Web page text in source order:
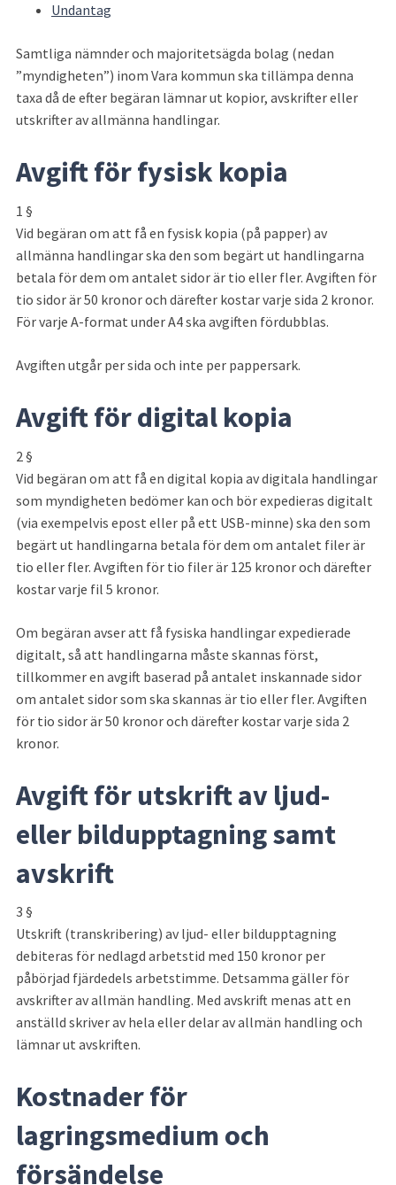
Undantag
Samtliga nämnder och majoritetsägda bolag (nedan
”myndigheten”) inom Vara kommun ska tillämpa denna
taxa då de efter begäran lämnar ut kopior, avskrifter eller
utskrifter av allmänna handlingar.
Avgift för fysisk kopia
1 §
Vid begäran om att få en fysisk kopia (på papper) av
allmänna handlingar ska den som begärt ut handlingarna
betala för dem om antalet sidor är tio eller fler. Avgiften för
tio sidor är 50 kronor och därefter kostar varje sida 2 kronor.
För varje A-format under A4 ska avgiften fördubblas.
Avgiften utgår per sida och inte per pappersark.
Avgift för digital kopia
2 §
Vid begäran om att få en digital kopia av digitala handlingar
som myndigheten bedömer kan och bör expedieras digitalt
(via exempelvis epost eller på ett USB-minne) ska den som
begärt ut handlingarna betala för dem om antalet filer är
tio eller fler. Avgiften för tio filer är 125 kronor och därefter
kostar varje fil 5 kronor.
Om begäran avser att få fysiska handlingar expedierade
digitalt, så att handlingarna måste skannas först,
tillkommer en avgift baserad på antalet inskannade sidor
om antalet sidor som ska skannas är tio eller fler. Avgiften
för tio sidor är 50 kronor och därefter kostar varje sida 2
kronor.
Avgift för utskrift av ljud-
eller bildupptagning samt
avskrift
3 §
Utskrift (transkribering) av ljud- eller bildupptagning
debiteras för nedlagd arbetstid med 150 kronor per
påbörjad fjärdedels arbetstimme. Detsamma gäller för
avskrifter av allmän handling. Med avskrift menas att en
anställd skriver av hela eller delar av allmän handling och
lämnar ut avskriften.
Kostnader för
lagringsmedium och
försändelse